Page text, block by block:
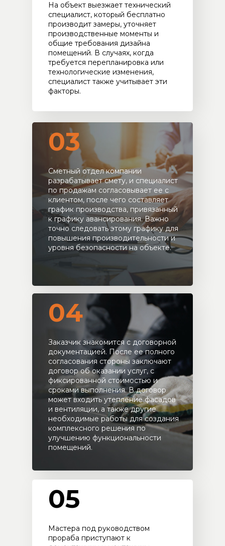
На объект выезжает технический
специалист, который бесплатно
производит замеры, уточняет
производственные моменты и
общие требования дизайна
помещений. В случаях, когда
требуется перепланировка или
технологические изменения,
специалист также учитывает эти
факторы.
Сметный отдел компании
разрабатывает смету, и специалист
по продажам согласовывает ее с
клиентом, после чего составляет
график производства, привязанный
к графику авансирования. Важно
точно следовать этому графику для
повышения производительности и
уровня безопасности на объекте.
03
Заказчик знакомится с договорной
документацией. После ее полного
согласования стороны заключают
договор об оказании услуг, с
фиксированной стоимостью и
сроками выполнения. В договор
может входить утепление фасадов
и вентиляции, а также другие
необходимые работы для создания
комплексного решения по
улучшению функциональности
помещений.
Мастера под руководством
прораба приступают к
04
05